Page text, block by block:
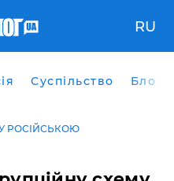
RU
Суспільство Блоги
РОСІЙСЬКОЮ